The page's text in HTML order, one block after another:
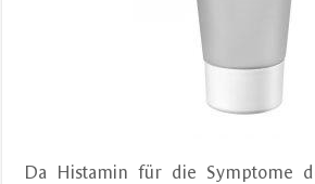
Da Histamin für die Symptome